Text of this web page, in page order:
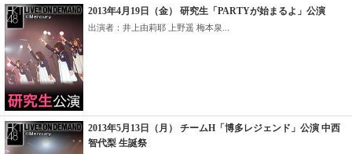
2013年4月19日（金） 研究生「PARTYが始まるよ」公演
出演者：井上由莉耶 上野遥 梅本泉...
2013年5月13日（月） チームH「博多レジェンド」公演 中西
智代梨 生誕祭